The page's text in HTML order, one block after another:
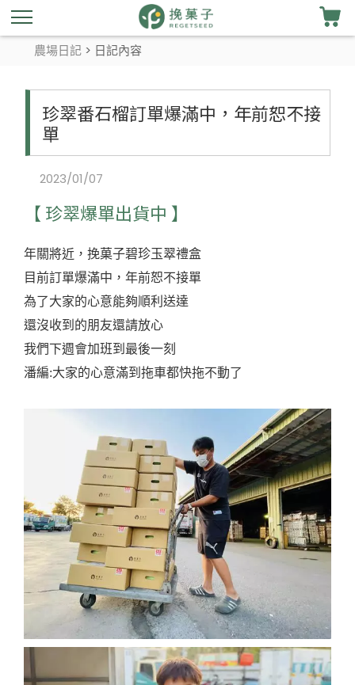
農場日記 > 日記內容
珍翠番石榴訂單爆滿中，年前恕不接
單
2023/01/07
【 珍翠爆單出貨中 】
年關將近，挽菓子碧珍玉翠禮盒
目前訂單爆滿中，年前恕不接單
為了大家的心意能夠順利送達
還沒收到的朋友還請放心
我們下週會加班到最後一刻
潘編:大家的心意滿到拖車都快拖不動了